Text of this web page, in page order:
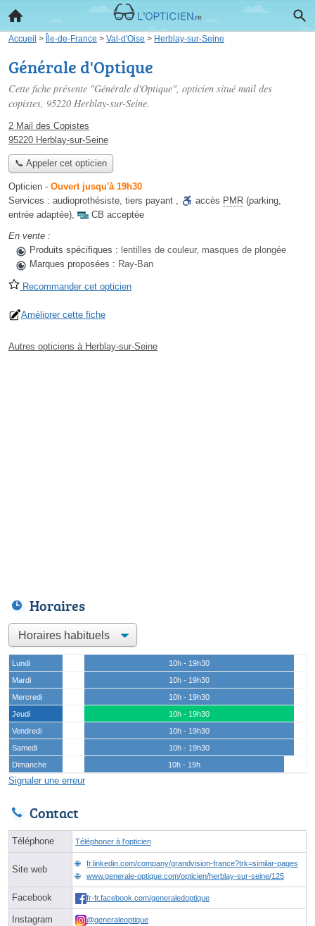
Accueil > Île-de-France > Val-d'Oise > Herblay-sur-Seine
Générale d'Optique
Cette fiche présente "Générale d'Optique", opticien situé mail des
copistes, 95220 Herblay-sur-Seine.
2 Mail des Copistes
95220 Herblay-sur-Seine
📞 Appeler cet opticien
Opticien - Ouvert jusqu'à 19h30
Services : audioprothésiste, tiers payant , accès PMR (parking,
entrée adaptée),
CB acceptée
En vente :
Produits spécifiques : lentilles de couleur, masques de plongée
Marques proposées : Ray-Ban
Recommander cet opticien
Améliorer cette fiche
Autres opticiens à Herblay-sur-Seine
Horaires
Lundi
10h - 19h30
Mardi
10h - 19h30
Mercredi
10h - 19h30
Jeudi
10h - 19h30
Vendredi
10h - 19h30
Samedi
10h - 19h30
Dimanche
10h - 19h
Signaler une erreur
Contact
Téléphone Téléphoner à l'opticien
Site web
fr.linkedin.com/company/grandvision-france?trk=similar-pages
www.generale-optique.com/opticien/herblay-sur-seine/125
Facebook fr-fr.facebook.com/generaledoptique
Instagram @generaleoptique